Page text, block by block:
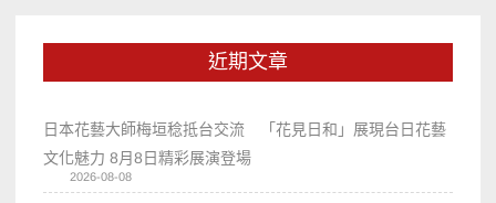
近期文章
日本花藝大師梅垣稔抵台交流 「花見日和」展現台日花藝
文化魅力 8月8日精彩展演登場
2026-08-08